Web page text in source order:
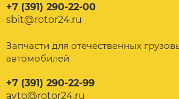
+7 (391) 290-22-00
sbit@rotor24.ru
Запчасти для отечественных
автомобилей
+7 (391) 290-22-99
avto@rotor24.ru